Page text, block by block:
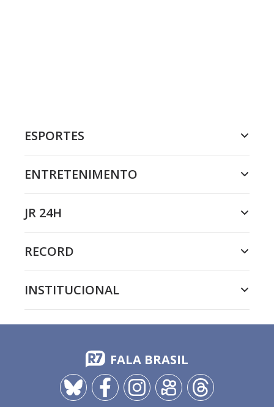
ESPORTES
ENTRETENIMENTO
JR 24H
RECORD
INSTITUCIONAL
FALA BRASIL